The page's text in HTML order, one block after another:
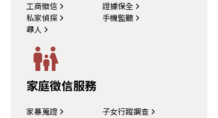
工商徵信
證據保全
私家偵探
手機監聽
尋人
家庭徵信服務
家暴蒐證
子女行蹤調查